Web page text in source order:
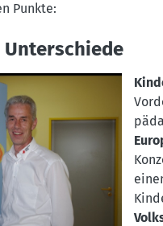
Punkte:
Unterschiede